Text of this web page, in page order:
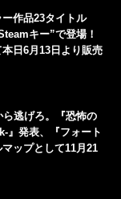
作品23タイトル
キー”で登場！
本日6月13日より販売
逃げろ。『恐怖の
』発表、『フォート
ップとして11月21